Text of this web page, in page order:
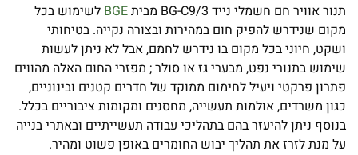
תנור אוויר חם חשמלי נייד BG-C9/3 מבית BGE לשימוש בכל
מקום שנידרש להפיק חום במהירות ובצורה נקייה. בטיחותי
ושקט, חיוני בכל מקום בו נידרש לחמם, אבל לא ניתן לעשות
שימוש בתנורי נפט, מבערי גז או סולר ; מפזרי החום האלה מהווים
פתרון פרקטי ויעיל לחימום ממוקד של חדרים קטנים ובינוניים,
כגון משרדים, אולמות תעשייה, מחסנים ומקומות ציבוריים בכלל.
בנוסף ניתן להיעזר בהם בתהליכי עבודה תעשייתיים ובאתרי בנייה
על מנת לזרז את תהליך יבוש החומרים באופן פשוט ומהיר.